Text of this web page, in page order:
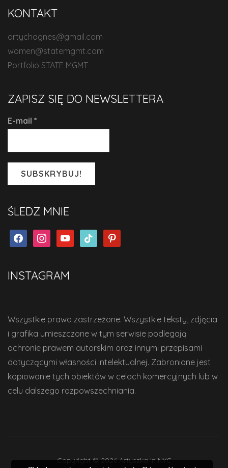
KONTAKT
artychagnes@gmail.com
women@statemgmt.com
Portfolio STATE MGMT
ZAPISZ SIĘ DO NEWSLETTERA
E-mail *
ŚLEDZ MNIE
facebookinstagramyoutubetiktok pinterest
INSTAGRAM
Wszystkie prawa zastrzeżone. Wszystkie teksty, zdjęcia
i grafika umieszczone w tym serwisie podlegają
ochronie prawem autorskim oraz innymi przepisami
dotyczącymi własności intelektualnej. Zabronione jest
kopiowanie tych obiektów w celach komercyjnych lub w
celu dalszego rozpowszechniania.
Copyright © 2026 Artyszka in NYC